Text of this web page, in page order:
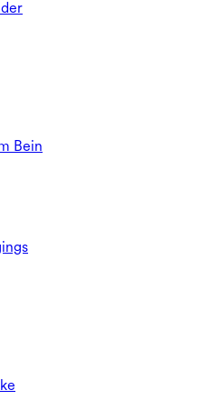
Bein